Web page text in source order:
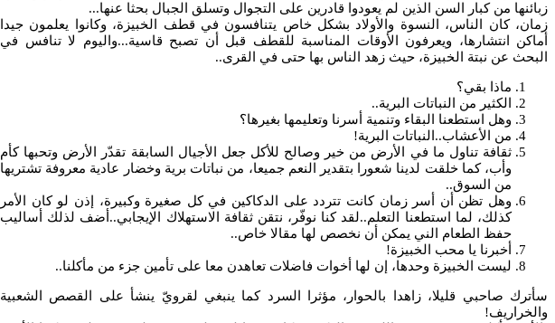
زبائنها من كبار السن الذين لم يعودوا قادرين على التجوال وتسلق الجبال بحثا عنها...
زمان، كان الناس، النسوة والأولاد بشكل خاص يتنافسون في قطف الخبيزة، وكانوا يعلمون جيدا
أماكن انتشارها، ويعرفون الأوقات المناسبة للقطف قبل أن تصبح قاسية...واليوم لا تنافس في
البحث عن نبتة الخبيزة، حيث زهد الناس بها حتى في القرى..
ماذا بقي؟
الكثير من النباتات البرية..
وهل استطعنا البقاء وتنمية أسرنا وتعليمها بغيرها؟
من الأعشاب..النباتات البرية!
ثقافة تناول ما في الأرض من خير وصالح للأكل جعل الأجيال السابقة تقدّر الأرض وتحبها كأم
وأب، كما خلقت لدينا شعورا بتقدير النعم جميعا، من نباتات برية وخضار عادية معروفة تشتريها
من السوق..
وهل تظن أن أسر زمان كانت تتردد على الدكاكين في كل صغيرة وكبيرة، إذن لو كان الأمر
كذلك، لما استطعنا التعلم..لقد كنا نوفّر، نتقن ثقافة الاستهلاك الإيجابي..أضف لذلك أساليب
حفظ الطعام الني يمكن أن نخصص لها مقالا خاص..
أخبرنا يا محب الخبيزة!
ليست الخبيزة وحدها، إن لها أخوات فاضلات تعاهدن معا على تأمين جزء من مأكلنا..
سأترك صاحبي قليلا، زاهدا بالحوار، مؤثرا السرد كما ينبغي لقرويّ ينشأ على القصص الشعبية
والخراريف!